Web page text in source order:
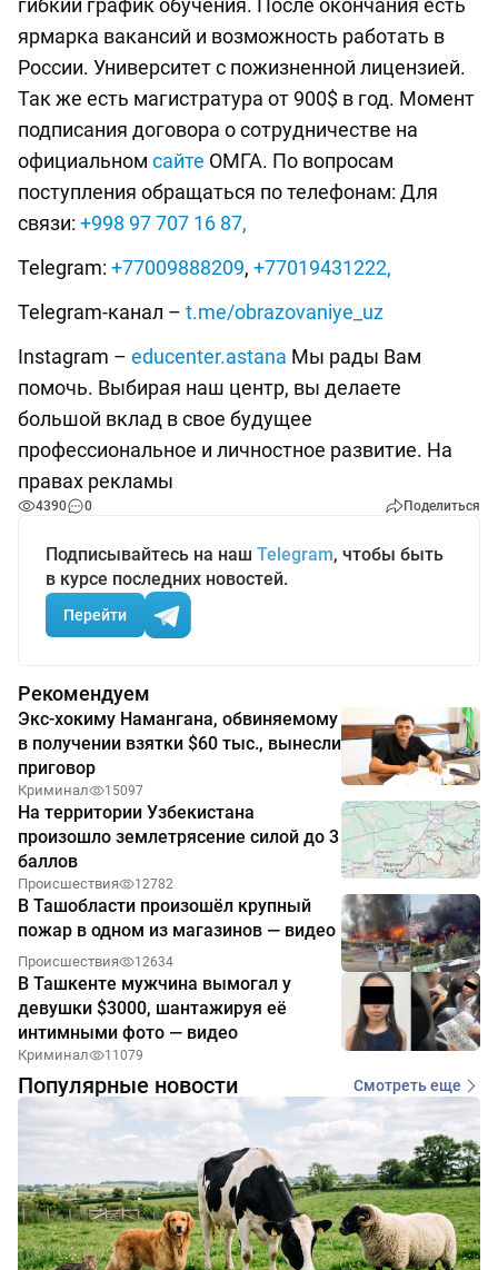
гибкий график обучения. После окончания есть
ярмарка вакансий и возможность работать в
России. Университет с пожизненной лицензией.
Так же есть магистратура от 900$ в год. Момент
подписания договора о сотрудничестве на
официальном сайте ОМГА. По вопросам
поступления обращаться по телефонам: Для
связи: +998 97 707 16 87,
Telegram: +77009888209, +77019431222,
Telegram-канал – t.me/obrazovaniye_uz
Instagram – educenter.astana Мы рады Вам
помочь. Выбирая наш центр, вы делаете
большой вклад в свое будущее
профессиональное и личностное развитие. На
правах рекламы
4390 0 Поделиться
Подписывайтесь на наш Telegram, чтобы быть
в курсе последних новостей.
Перейти
Рекомендуем
Экс-хокиму Намангана, обвиняемому
в получении взятки $60 тыс., вынесли
приговор
Криминал 15097
На территории Узбекистана
произошло землетрясение силой до 3
баллов
Происшествия 12782
В Ташобласти произошёл крупный
пожар в одном из магазинов — видео
Происшествия 12634
В Ташкенте мужчина вымогал у
девушки $3000, шантажируя её
интимными фото — видео
Криминал 11079
Популярные новости Смотреть еще